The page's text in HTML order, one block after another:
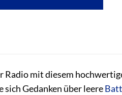
Radio mit diesem
Gedanken über leere